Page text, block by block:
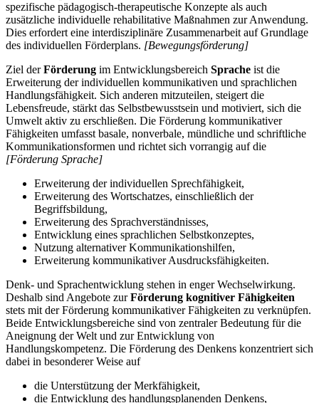
spezifische pädagogisch-therapeutische Konzepte als auch
zusätzliche individuelle rehabilitative Maßnahmen zur Anwendung.
Dies erfordert eine interdisziplinäre Zusammenarbeit auf Grundlage
des individuellen Förderplans. [Bewegungsförderung]
Ziel derFörderung im Entwicklungsbereich Sprache ist die
Erweiterung der individuellen kommunikativen und sprachlichen
Handlungsfähigkeit. Sich anderen mitzuteilen, steigert die
Lebensfreude, stärkt das Selbstbewusstsein und motiviert, sich die
Umwelt aktiv zu erschließen. Die Förderung kommunikativer
Fähigkeiten umfasst basale, nonverbale, mündliche und schriftliche
Kommunikationsformen und richtet sich vorrangig auf die
[Förderung Sprache]
Erweiterung der individuellen Sprechfähigkeit,
Erweiterung des Wortschatzes, einschließlich der
Begriffsbildung,
Erweiterung des Sprachverständnisses,
Entwicklung eines sprachlichen Selbstkonzeptes,
Nutzung alternativer Kommunikationshilfen,
Erweiterung kommunikativer Ausdrucksfähigkeiten.
Denk- und Sprachentwicklung stehen in enger Wechselwirkung.
Deshalb sind Angebote zurFörderung kognitiver Fähigkeiten
stets mit der Förderung kommunikativer Fähigkeiten zu verknüpfen.
Beide Entwicklungsbereiche sind von zentraler Bedeutung für die
Aneignung der Welt und zur Entwicklung von
Handlungskompetenz. Die Förderung des Denkens konzentriert sich
dabei in besonderer Weise auf
die Unterstützung der Merkfähigkeit,
die Entwicklung des handlungsplanenden Denkens,